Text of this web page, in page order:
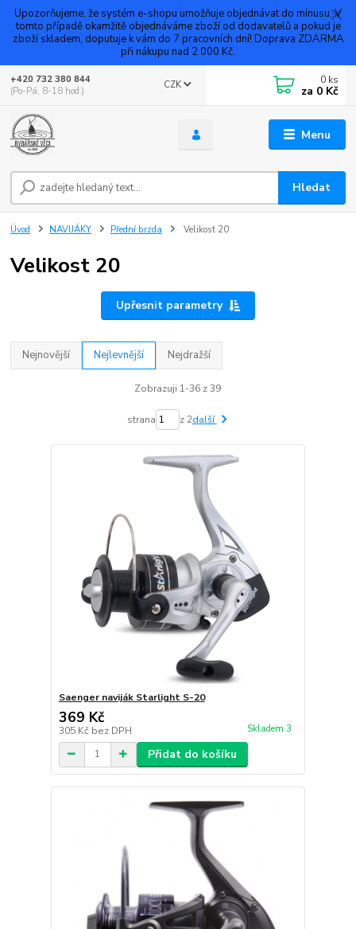
Upozorňujeme, že systém e-shopu umožňuje objednávat do mínusu. V
tomto případě okamžitě objednáváme zboží od dodavatelů a pokud je
zboží skladem, doputuje k vám do 7 pracovních dní! Doprava ZDARMA
při nákupu nad 2 000 Kč.
Menu
CZK
Hledat
+420 732 380 844
(Po-Pá, 8-18 hod.)
0 ks
za 0 Kč
Úvod NAVIJÁKY Přední brzda Velikost 20
Velikost 20
Upřesnit parametry
Nejnovější Nejlevnější Nejdražší
Zobrazuji 1-36 z 39
strana z 2další
Saenger naviják Starlight S-20
369 Kč
305 Kč bez DPH Skladem 3
Přidat do košíku